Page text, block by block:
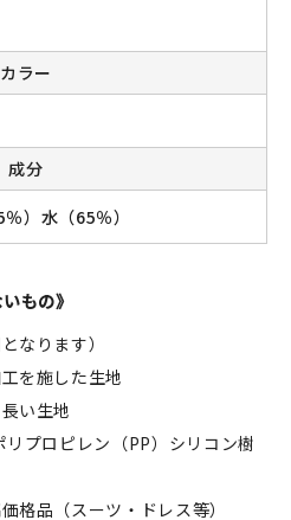
カラー
成分
）水（65％）
もの》
なります）
を施した生地
い生地
プロピレン（PP）シリコン樹
品（スーツ・ドレス等）